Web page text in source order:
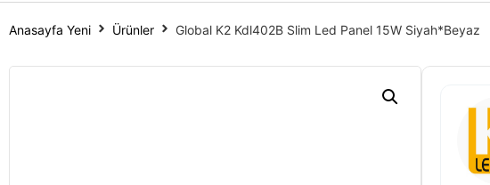
Anasayfa Yeni Ürünler Global K2 Kdl402B Slim Led Panel 15W Siyah*Beyaz